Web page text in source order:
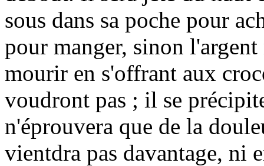
sous dans sa poche pour
pour manger, sinon
mourir en s'offrant aux
voudront pas ; il se
n'éprouvera que de la
vientdra pas davantage, ni